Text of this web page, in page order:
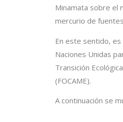
Minamata sobre el
mercurio de
En este sentido,
Naciones Unidas
Transición
(FOCAME).
A continuación se